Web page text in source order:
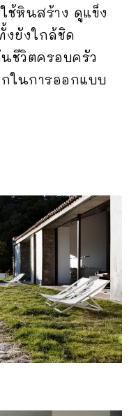
ช้หินสร้าง ดูแข็ง
ยังใกล้ชิด
ชีวิตครอบครัว
ในการออกแบบ